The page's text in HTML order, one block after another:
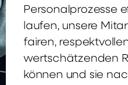
Personalprozesse
laufen, unsere
fairen,
wertschätzenden
können und sie